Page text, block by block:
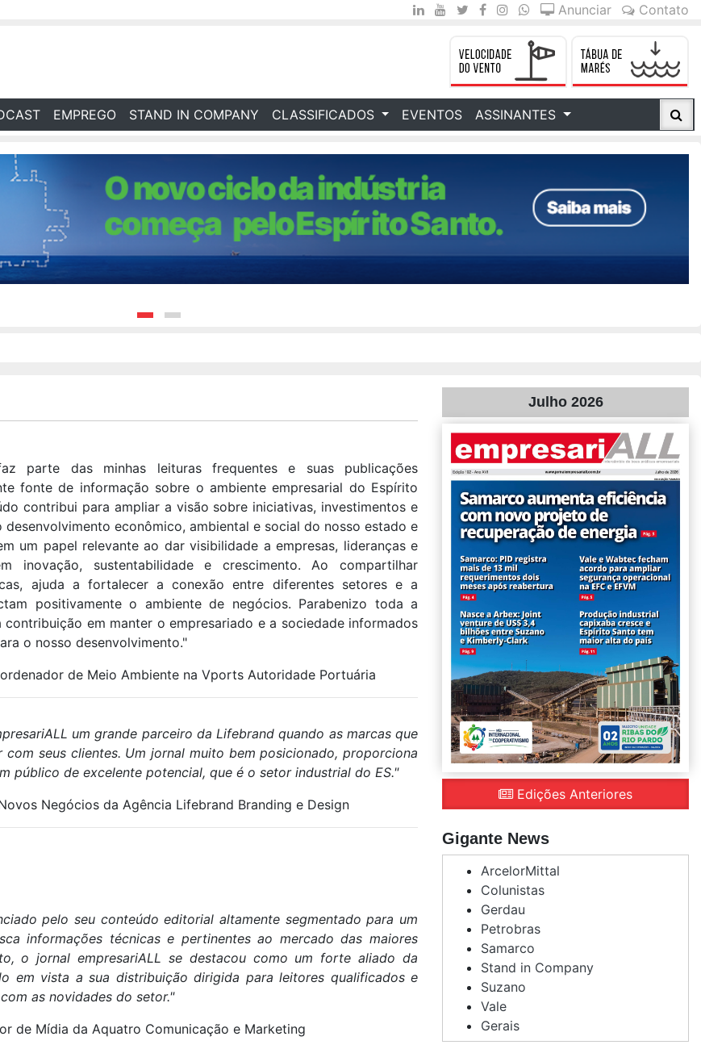
Anunciar Contato
EMPREGO STAND IN COMPANY CLASSIFICADOS EVENTOS ASSINANTES
parte das minhas leituras frequentes e suas publicações
fonte de informação sobre o ambiente empresarial do Espírito
contribui para ampliar a visão sobre iniciativas, investimentos e
econômico, ambiental e social do nosso estado e
um papel relevante ao dar visibilidade a empresas, lideranças e
inovação, sustentabilidade e crescimento. Ao compartilhar
ajuda a fortalecer a conexão entre diferentes setores e a
positivamente o ambiente de negócios. Parabenizo toda a
em manter o empresariado e a sociedade informados
o nosso desenvolvimento."
de Meio Ambiente na Vports Autoridade Portuária
um grande parceiro da Lifebrand quando as marcas que
com seus clientes. Um jornal muito bem posicionado, proporciona
público de excelente potencial, que é o setor industrial do ES."
Negócios da Agência Lifebrand Branding e Design
pelo seu conteúdo editorial altamente segmentado para um
informações técnicas e pertinentes ao mercado das maiores
o jornal empresariALL se destacou como um forte aliado da
em vista a sua distribuição dirigida para leitores qualificados e
as novidades do setor."
de Mídia da Aquatro Comunicação e Marketing
Julho 2026
Edições Anteriores
Gigante News
ArcelorMittal
Colunistas
Gerdau
Petrobras
Samarco
Stand in Company
Suzano
Vale
Gerais